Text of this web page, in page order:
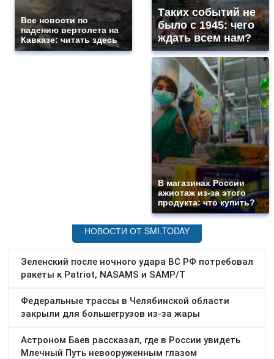
Все новости по
падению вертолета на
Кавказе: читать здесь
Таких событий не
было с 1945: чего
ждать всем нам?
В магазинах России
ажиотаж из-за этого
продукта: что купить?